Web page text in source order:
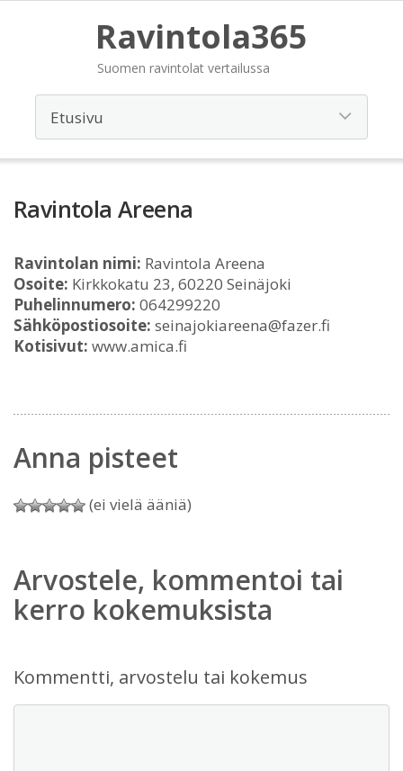
Ravintola365
Suomen ravintolat vertailussa
Ravintola Areena
Ravintolan nimi: Ravintola Areena
Osoite: Kirkkokatu 23, 60220 Seinäjoki
Puhelinnumero: 064299220
Sähköpostiosoite: seinajokiareena@fazer.fi
Kotisivut: www.amica.fi
Anna pisteet
(ei vielä ääniä)
Arvostele, kommentoi tai
kerro kokemuksista
Kommentti, arvostelu tai kokemus